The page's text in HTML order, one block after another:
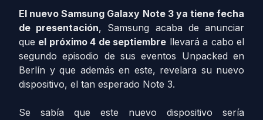
El nuevo Samsung Galaxy Note 3 ya tiene fecha
de presentación, Samsung acaba de anunciar
que el próximo 4 de septiembre llevará a cabo el
segundo episodio de sus eventos Unpacked en
Berlín y que además en este, revelara su nuevo
dispositivo, el tan esperado Note 3.
Se sabía que este nuevo dispositivo sería